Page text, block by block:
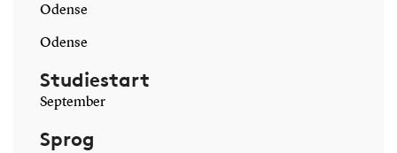
Odense
Odense
Studiestart
September
Sprog